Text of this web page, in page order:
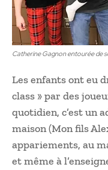
Catherine Gagnon entourée de
Les enfants ont eu
class » par des
quotidien, c’est un
maison (Mon fils
appariements, au
et même à